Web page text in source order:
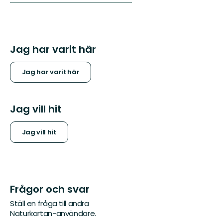
Jag har varit här
Jag har varit här
Jag vill hit
Jag vill hit
Frågor och svar
Ställ en fråga till andra
Naturkartan-användare.